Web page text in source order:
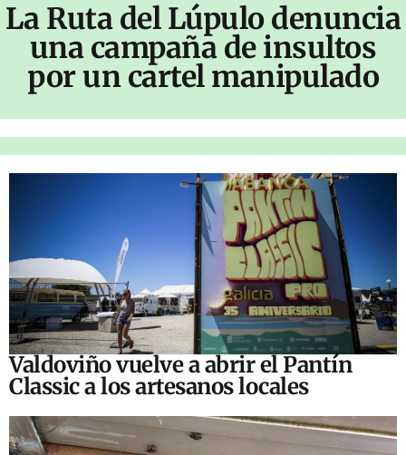
La Ruta del Lúpulo denuncia
una campaña de insultos
por un cartel manipulado
Valdoviño vuelve a abrir el Pantín
Classic a los artesanos locales